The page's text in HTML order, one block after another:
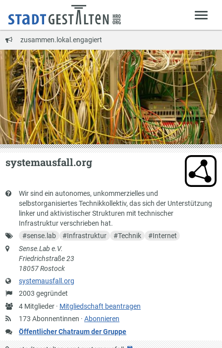
zusammen.lokal.engagiert
systemausfall.org
Kurzbeschreibung
Wir sind ein autonomes, unkommerzielles und
selbstorganisiertes Technikkollektiv, das sich der Unterstützung
linker und aktivistischer Strukturen mit technischer
Infrastruktur verschrieben hat.
Schlagworte
#sense.lab #Infrastruktur #Technik #Internet
Anschrift
Sense.Lab e.V.
Friedrichstraße 23
18057 Rostock
Website
systemausfall.org
Gründung
2003 gegründet
Anzahl
Mitglieder
4 Mitglieder · Mitgliedschaft beantragen
173 Abonnentinnen ·Abonnieren
Öffentlicher Chatraum der Gruppe